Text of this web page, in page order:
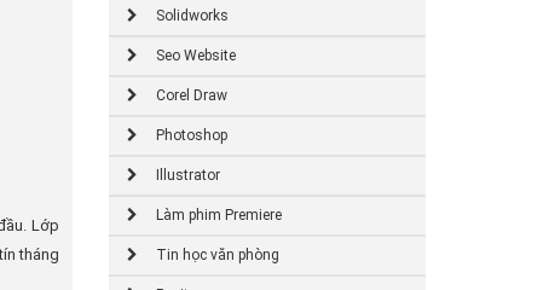
Lớp
tháng
Solidworks
Seo Website
Corel Draw
Photoshop
Illustrator
Làm phim Premiere
Tin học văn phòng